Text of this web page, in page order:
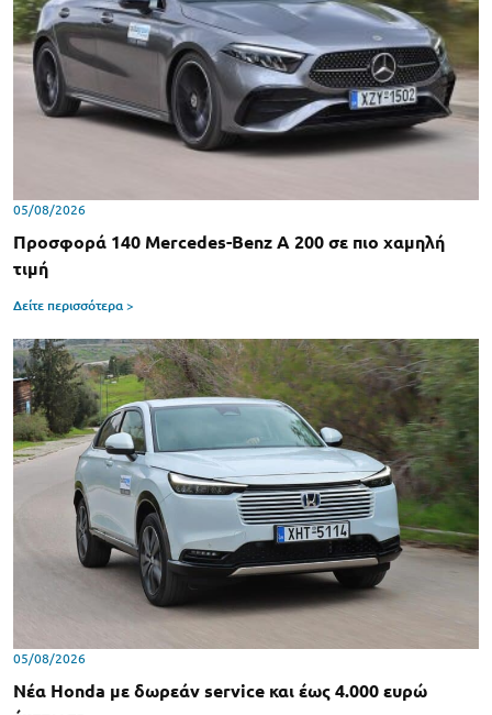
05/08/2026
Προσφορά 140 Mercedes-Benz A 200 σε πιο χαμηλή
τιμή
Δείτε περισσότερα >
05/08/2026
Νέα Honda με δωρεάν service και έως 4.000 ευρώ